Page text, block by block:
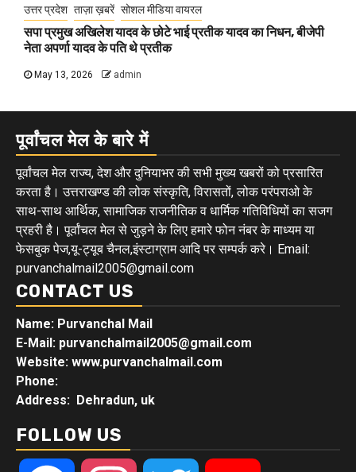
उत्तर प्रदेश ताज़ा ख़बरें सोशल मीडिया वायरल
सपा प्रमुख अखिलेश यादव के छोटे भाई प्रतीक यादव का निधन, बीजेपी
नेता अपर्णा यादव के पति थे प्रतीक
May 13, 2026 admin
पूर्वांचल मेल के बारे में
पूर्वांचल मेल राज्य, देश और दुनियाभर की सभी मुख्य खबरों को प्रसारित
करता है। उत्तराखण्ड की लोक संस्कृति, विरासतों, लोक परंपराओ के
साथ-साथ आर्थिक, सामाजिक राजनीतिक व धार्मिक गतिविधियों का सजग
प्रहरी है। पूर्वांचल मेल से जुड़ने के लिए हमारे फोन नंबर के माध्यम या
फेसबुक पेज,यू-ट्यूब चैनल,इंस्टाग्राम आदि पर सम्पर्क करे। Email:
purvanchalmail2005@gmail.com
CONTACT US
Name: Purvanchal Mail
E-Mail: purvanchalmail2005@gmail.com
Website: www.purvanchalmail.com
Phone:
Address: Dehradun, uk
FOLLOW US